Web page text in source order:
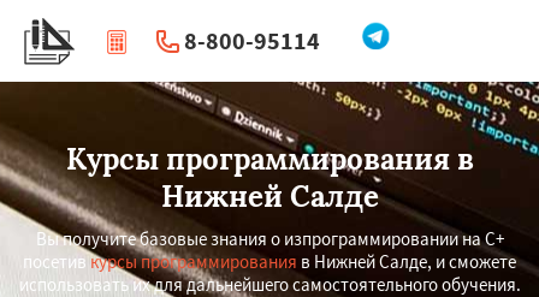
8-800-95114
| Перезвоните мне
Курсы программирования в
Нижней Салде
Вы получите базовые знания о изпрограммировании на C+
посетив курсы программирования в Нижней Салде, и сможете
использовать их для дальнейшего самостоятельного обучения.